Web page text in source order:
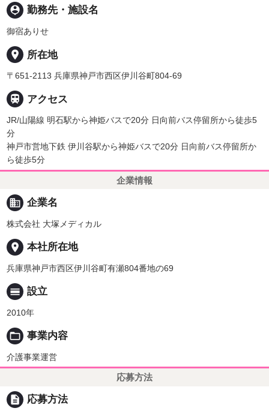
person_pin 勤務先・施設名
御宿ありせ
place 所在地
〒651-2113 兵庫県神戸市西区伊川谷町804-69
 アクセス
JR/山陽線 明石駅から神姫バスで20分 日向前バス停留所から徒歩5
分
神戸市営地下鉄 伊川谷駅から神姫バスで20分 日向前バス停留所か
ら徒歩5分
企業情報
business 企業名
株式会社 大塚メディカル
place 本社所在地
兵庫県神戸市西区伊川谷町有瀬804番地の69
calendar_view_day 設立
2010年
folder_open 事業内容
介護事業運営
応募方法
description 応募方法